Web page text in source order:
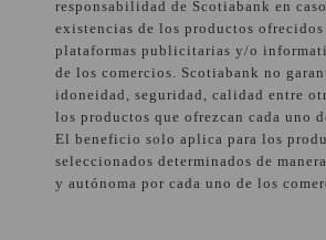
responsabilidad de Scotiabank en
existencias de los productos ofrecidos
plataformas publicitarias y/o
de los comercios. Scotiabank no
idoneidad, seguridad, calidad entre
los productos que ofrezcan cada uno
El beneficio solo aplica para los
seleccionados determinados de
y autónoma por cada uno de los